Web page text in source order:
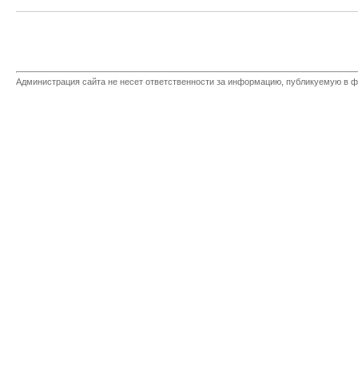
Администрация сайта не несет ответственности за информацию, публикуемую